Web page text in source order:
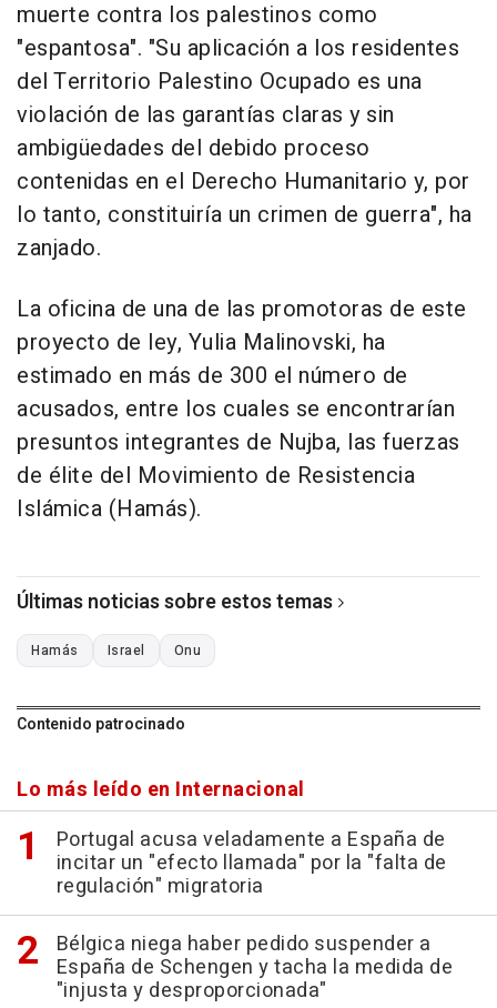
muerte contra los palestinos como
"espantosa". "Su aplicación a los residentes
del Territorio Palestino Ocupado es una
violación de las garantías claras y sin
ambigüedades del debido proceso
contenidas en el Derecho Humanitario y, por
lo tanto, constituiría un crimen de guerra", ha
zanjado.
La oficina de una de las promotoras de este
proyecto de ley, Yulia Malinovski, ha
estimado en más de 300 el número de
acusados, entre los cuales se encontrarían
presuntos integrantes de Nujba, las fuerzas
de élite del Movimiento de Resistencia
Islámica (Hamás).
Últimas noticias sobre estos temas
Hamás Israel Onu
Contenido patrocinado
Lo más leído en Internacional
Portugal acusa veladamente a España de
incitar un "efecto llamada" por la "falta de
regulación" migratoria
Bélgica niega haber pedido suspender a
España de Schengen y tacha la medida de
"injusta y desproporcionada"